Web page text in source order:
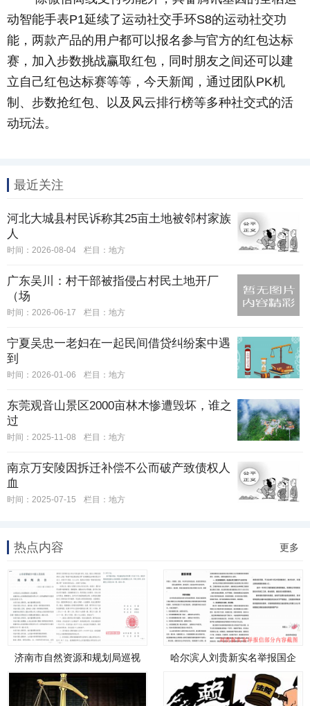
动智能手表P1延续了运动社交手环S8的运动社交功
能，两款产品的用户都可以报名参与官方的红包达标
赛，加入步数挑战赢取红包，同时朋友之间还可以建
立自己红包达标赛等等，今天新闻，通过团队PK机
制、步数抢红包、以及风云排行榜等多种社交式的活
动玩法。
最近关注
河北大城县村民诉称其25亩土地被邻村家族
人
时间：2026-08-04 栏目： 地方
广东吴川：村干部被指侵占村民土地开厂
（场
时间：2026-06-17 栏目： 地方
宁夏吴忠一老妇在一起民间借贷纠纷案中遇
到
时间：2026-01-06 栏目： 地方
东莞观音山景区2000亩林木惨遭毁坏，谁之
过
时间：2025-11-08 栏目： 地方
南京万安陵因拆迁补偿不公而破产致债权人
血
时间：2025-07-15 栏目： 地方
热点内容 更多
济南市自然资源和规划局巡视
哈尔滨人刘贵新实名举报国企